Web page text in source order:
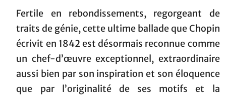
Fertile en rebondissements, regorgeant de
traits de génie, cette ultime ballade que Chopin
écrivit en 1842 est désormais reconnue comme
un chef-d’œuvre exceptionnel, extraordinaire
aussi bien par son inspiration et son éloquence
que par l’originalité de ses motifs et la